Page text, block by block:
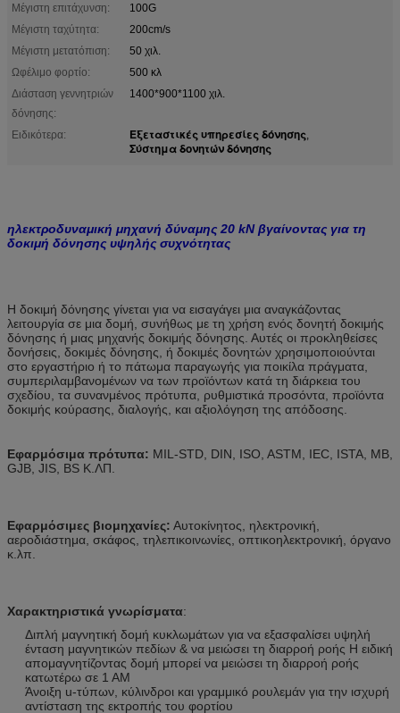
Μέγιστη επιτάχυνση:
100G
Μέγιστη ταχύτητα:
200cm/s
Μέγιστη μετατόπιση:
50 χιλ.
Ωφέλιμο φορτίο:
500 κλ
Διάσταση γεννητριών
δόνησης:
1400*900*1100 χιλ.
Ειδικότερα: Εξεταστικές υπηρεσίες δόνησης,
Σύστημα δονητών δόνησης
ηλεκτροδυναμική μηχανή δύναμης 20 kN βγαίνοντας για τη
δοκιμή δόνησης υψηλής συχνότητας
Η δοκιμή δόνησης γίνεται για να εισαγάγει μια αναγκάζοντας
λειτουργία σε μια δομή, συνήθως με τη χρήση ενός δονητή δοκιμής
δόνησης ή μιας μηχανής δοκιμής δόνησης. Αυτές οι προκληθείσες
δονήσεις, δοκιμές δόνησης, ή δοκιμές δονητών χρησιμοποιούνται
στο εργαστήριο ή το πάτωμα παραγωγής για ποικίλα πράγματα,
συμπεριλαμβανομένων να των προϊόντων κατά τη διάρκεια του
σχεδίου, τα συνανμένος πρότυπα, ρυθμιστικά προσόντα, προϊόντα
δοκιμής κούρασης, διαλογής, και αξιολόγηση της απόδοσης.
Εφαρμόσιμα πρότυπα: MIL-STD, DIN, ISO, ASTM, IEC, ISTA, ΜΒ,
GJB, JIS, BS Κ.ΛΠ.
Εφαρμόσιμες βιομηχανίες: Αυτοκίνητος, ηλεκτρονική,
αεροδιάστημα, σκάφος, τηλεπικοινωνίες, οπτικοηλεκτρονική, όργανο
κ.λπ.
Χαρακτηριστικά γνωρίσματα:
Διπλή μαγνητική δομή κυκλωμάτων για να εξασφαλίσει υψηλή
ένταση μαγνητικών πεδίων & να μειώσει τη διαρροή ροής Η ειδική
απομαγνητίζοντας δομή μπορεί να μειώσει τη διαρροή ροής
κατωτέρω σε 1 ΑΜ
Άνοιξη u-τύπων, κύλινδροι και γραμμικό ρουλεμάν για την ισχυρή
αντίσταση της εκτροπής του φορτίου